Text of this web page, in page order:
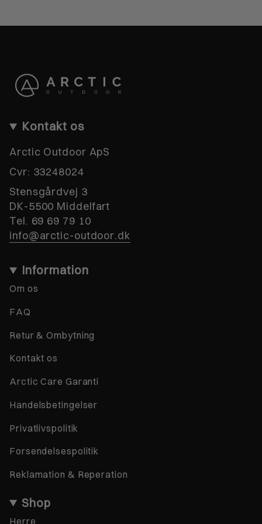
Kontakt os
Arctic Outdoor ApS
Cvr: 33248024
Stensgårdvej 3
DK-5500 Middelfart
Tel. 69 69 79 10
info@arctic-outdoor.dk
Information
Om os
FAQ
Retur & Ombytning
Kontakt os
Arctic Care Garanti
Handelsbetingelser
Privatlivspolitik
Forsendelsespolitik
Reklamation & Reperation
Shop
Herre